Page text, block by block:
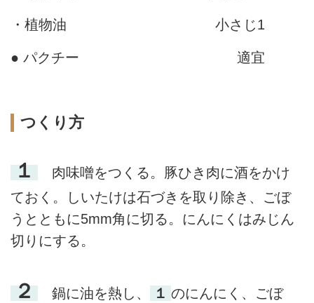
・植物油 小さじ1
● パクチー 適宜
つくり方
１
肉味噌をつくる。豚ひき肉に酒をかけ
ておく。しいたけは石づきを取り除き、ごぼ
うとともに5mm角に切る。にんにくはみじん
切りにする。
２ 鍋に油を熱し、 １ のにんにく、ごぼ